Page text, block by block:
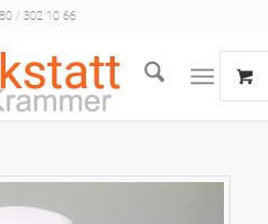
/ 302 10 66